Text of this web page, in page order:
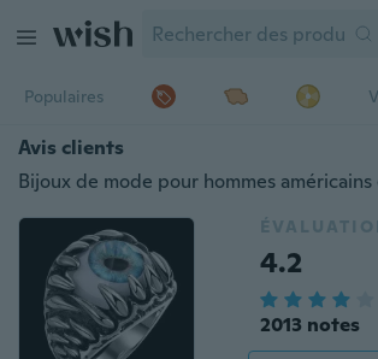
Populaires
Avis clients
4.2
2013 notes